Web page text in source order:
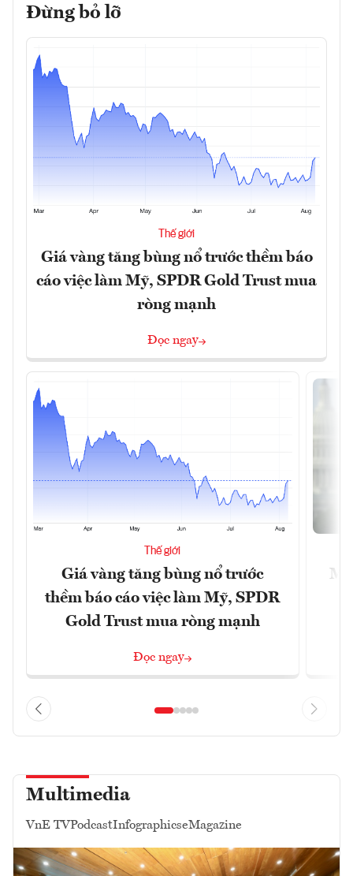
Đừng bỏ lỡ
Thế giới
Giá vàng tăng bùng nổ trước thềm báo
cáo việc làm Mỹ, SPDR Gold Trust mua
ròng mạnh
Đọc ngay
Thế giới
Giá vàng tăng bùng nổ trước
thềm báo cáo việc làm Mỹ, SPDR
Gold Trust mua ròng mạnh
Đọc ngay
Multimedia
VnE TVPodcastInfographicseMagazine